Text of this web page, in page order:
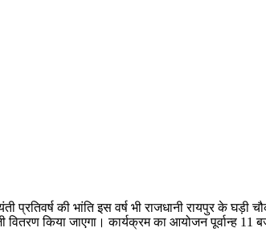
प्रतिवर्ष की भांति इस वर्ष भी राजधानी रायपुर के
किया जाएगा। कार्यक्रम का आयोजन पूर्वान्ह 11